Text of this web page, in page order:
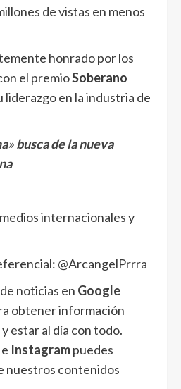
de vistas en menos
honrado por los
el premioSoberano
liderazgo en la industria de
busca de la nueva
internacionales y
@ArcangelPrrra
noticias en Google
obtener información
estar al día con todo.
e Instagrampuedes
nuestros contenidos